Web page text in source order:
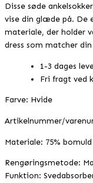
Disse søde
vise din glæde på. De
materiale, der holder
dress som matcher
1-3 dages
Fri fragt ved
Farve: Hvide
Artikelnummer/
Materiale: 75%
Rengøringsmetode:
Funktion: